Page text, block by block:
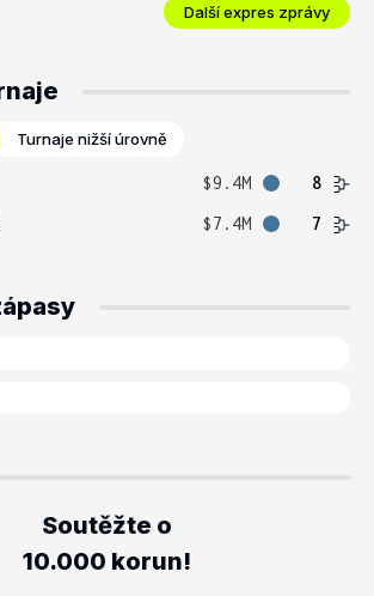
Další expres zprávy
Turnaje nižší úrovně
$9.4M
8
$7.4M 7
Soutěžte o
10.000 korun!